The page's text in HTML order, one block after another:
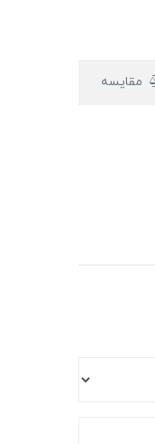
مقایسه